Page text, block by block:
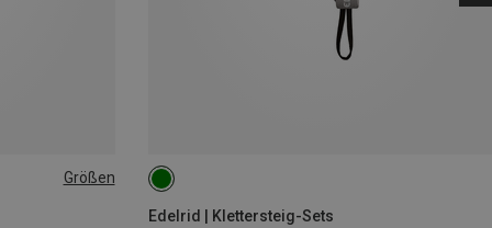
Größen
Edelrid | Klettersteig-Sets